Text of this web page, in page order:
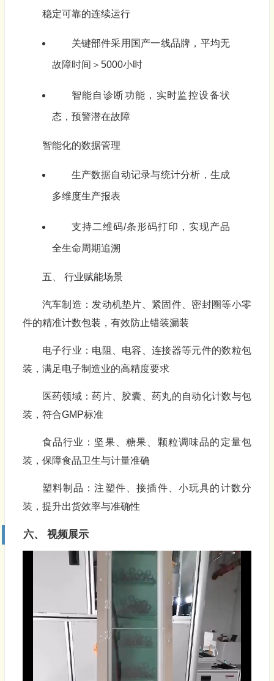
稳定可靠的连续运行
关键部件采用国产一线品牌，平均无
故障时间＞5000小时
智能自诊断功能，实时监控设备状
态，预警潜在故障
智能化的数据管理
生产数据自动记录与统计分析，生成
多维度生产报表
支持二维码/条形码打印，实现产品
全生命周期追溯
五、 行业赋能场景
汽车制造：发动机垫片、紧固件、密封圈等小零
件的精准计数包装，有效防止错装漏装
电子行业：电阻、电容、连接器等元件的数粒包
装，满足电子制造业的高精度要求
医药领域：药片、胶囊、药丸的自动化计数与包
装，符合GMP标准
食品行业：坚果、糖果、颗粒调味品的定量包
装，保障食品卫生与计量准确
塑料制品：注塑件、接插件、小玩具的计数分
装，提升出货效率与准确性
六、 视频展示